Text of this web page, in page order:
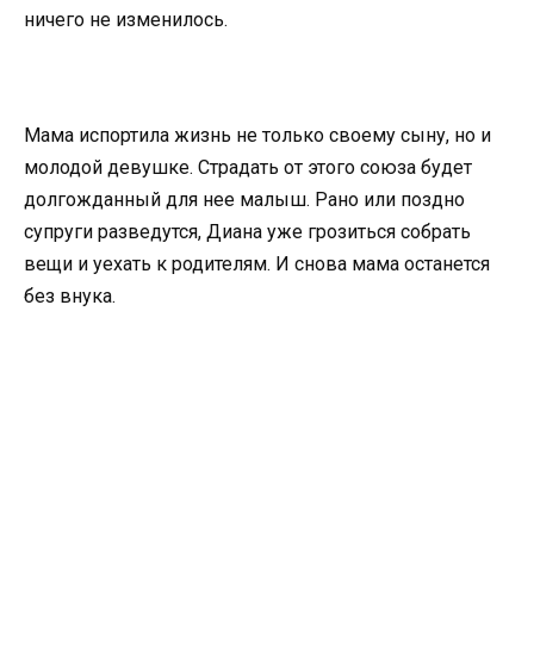
ничего не изменилось.
Мама испортила жизнь не только своему сыну, но и
молодой девушке. Страдать от этого союза будет
долгожданный для нее малыш. Рано или поздно
супруги разведутся, Диана уже грозиться собрать
вещи и уехать к родителям. И снова мама останется
без внука.